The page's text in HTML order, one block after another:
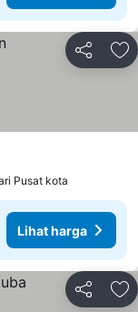
Bagikan
Pusat kota
Lihat harga
Bagikan